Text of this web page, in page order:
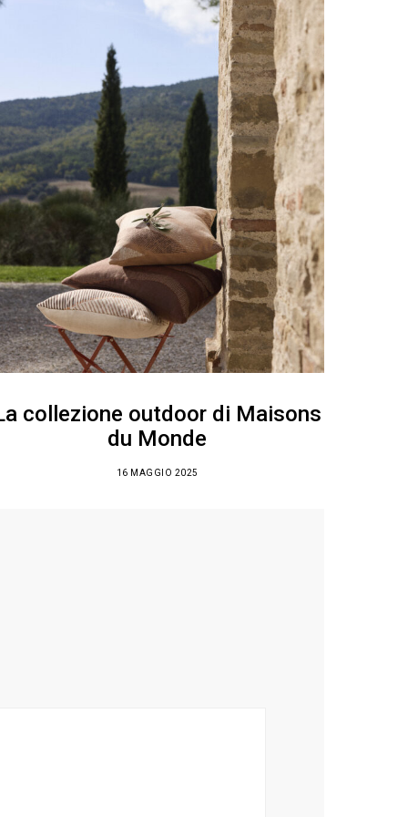
collezione outdoor di Maisons
du Monde
16 MAGGIO 2025